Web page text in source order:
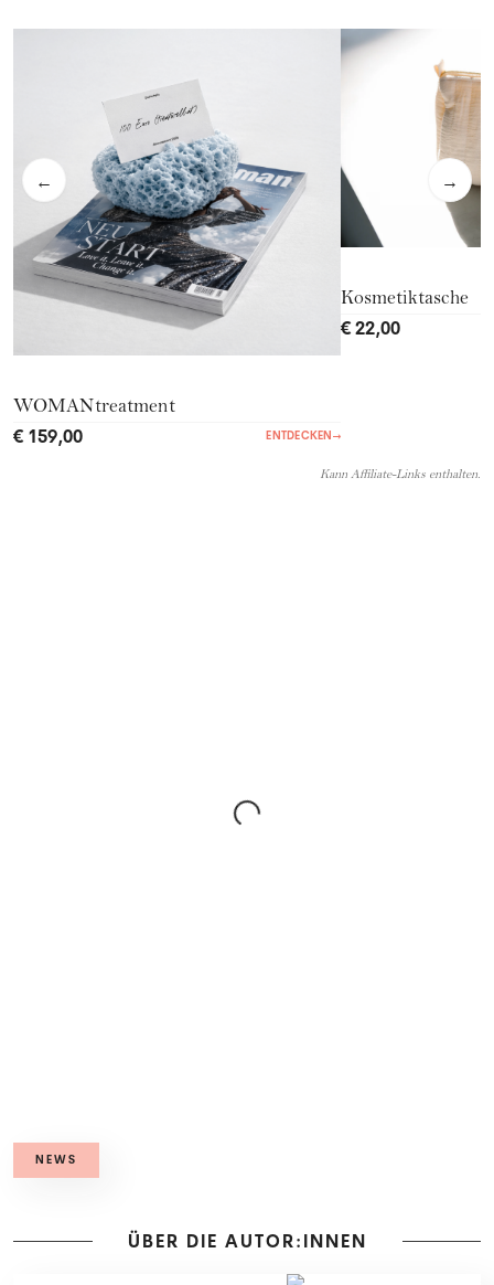
← →
WOMANtreatment
€ 159,00 ENTDECKEN →
Kosmetiktasche
€ 22,00
Kann Affiliate-Links enthalten.
NEWS
ÜBER DIE AUTOR:INNEN